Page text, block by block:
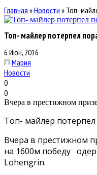
Главная »Новости » Топ-
Топ- майлер потерпел
6 Июн, 2016
Мария
Новости
0
0
Вчера в престижном
Топ- майлер
Вчера в престижном
на 1600м победу
Lohengrin.